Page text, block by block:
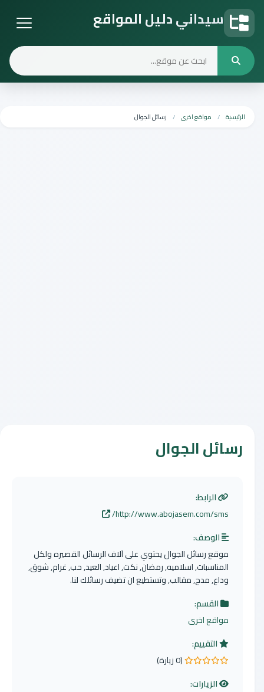
سيداني دليل المواقع
الرئيسية مواقع اخرى رسائل الجوال
رسائل الجوال
الرابط:
http://www.abojasem.com/sms/
الوصف:
موقع رسائل الجوال يحتوي على آلاف الرسائل القصيره ولكل
المناسبات, اسلاميه, رمضان, نكت, اعياد, العيد, حب, غرام, شوق,
وداع, مدح, مقالب, وتستطيع ان تضيف رسائلك لنا.
القسم:
مواقع اخرى
التقييم:
0.0 من 5 نجوم
(0 زيارة)
الزيارات: